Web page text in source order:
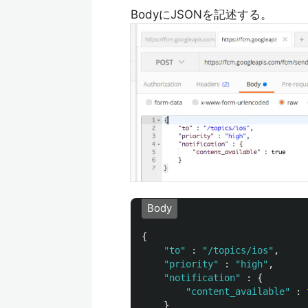
BodyにJSONを記述する。
Body
{
"to"
: "/topics/ios" ,
"priority"
: "high" ,
"notification"
:
{
"content_available"
:
}